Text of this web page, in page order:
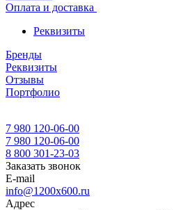
Оплата и доставка
Реквизиты
Бренды
Реквизиты
Отзывы
Портфолио
7 980 120-06-00
7 980 120-06-00
8 800 301-23-03
Заказать звонок
E-mail
info@1200x600.ru
Адрес